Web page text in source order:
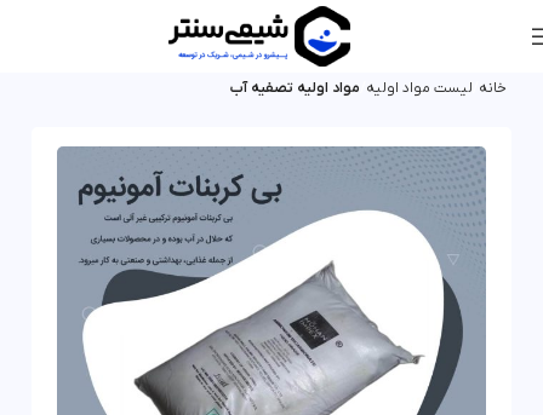
خانه لیست مواد اولیه مواد اولیه تصفیه آب